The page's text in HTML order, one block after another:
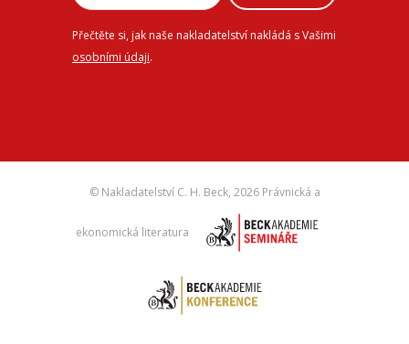
Přečtěte si, jak naše nakladatelství nakládá s Vašimi
osobními údaji.
© Nakladatelství C. H. Beck, 2026 Právnická a
ekonomická literatura